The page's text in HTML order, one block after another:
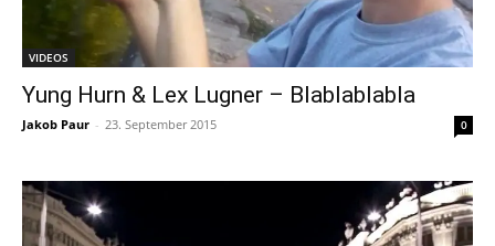
VIDEOS
Yung Hurn & Lex Lugner – Blablablabla
Jakob Paur - 23. September 2015 0